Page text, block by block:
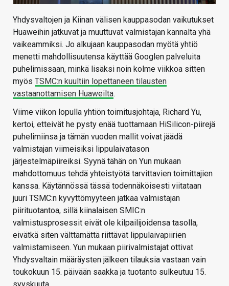
Yhdysvaltojen ja Kiinan välisen kauppasodan vaikutukset
Huaweihin jatkuvat ja muuttuvat valmistajan kannalta yhä
vaikeammiksi. Jo alkujaan kauppasodan myötä yhtiö
menetti mahdollisuutensa käyttää Googlen palveluita
puhelimissaan, minkä lisäksi noin kolme viikkoa sitten
myös TSMC:n kuultiin lopettaneen tilausten
vastaanottamisen Huaweilta.
Viime viikon lopulla yhtiön toimitusjohtaja, Richard Yu,
kertoi, etteivät he pysty enää tuottamaan HiSilicon-piirejä
puhelimiinsa ja tämän vuoden mallit voivat jäädä
valmistajan viimeisiksi lippulaivatason
järjestelmäpiireiksi. Syynä tähän on Yun mukaan
mahdottomuus tehdä yhteistyötä tarvittavien toimittajien
kanssa. Käytännössä tässä todennäköisesti viitataan
juuri TSMC:n kyvyttömyyteen jatkaa valmistajan
piirituotantoa, sillä kiinalaisen SMIC:n
valmistusprosessit eivät ole kilpailijoidensa tasolla,
eivätkä siten välttämättä riittävät lippulaivapiirien
valmistamiseen. Yun mukaan piirivalmistajat ottivat
Yhdysvaltain määräysten jälkeen tilauksia vastaan vain
toukokuun 15. päivään saakka ja tuotanto sulkeutuu 15.
syyskuuta.